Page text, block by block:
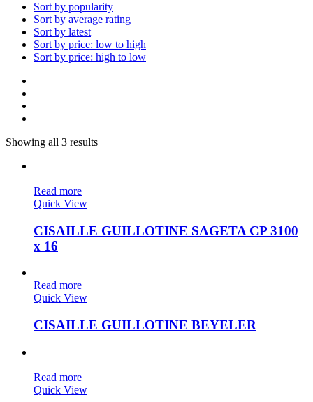
Sort by popularity
Sort by average rating
Sort by latest
Sort by price: low to high
Sort by price: high to low
Showing all 3 results
Read more
Quick View
CISAILLE GUILLOTINE SAGETA CP 3100
x 16
Read more
Quick View
CISAILLE GUILLOTINE BEYELER
Read more
Quick View